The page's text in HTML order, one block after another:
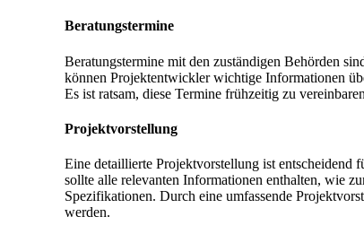
Beratungstermine
Beratungstermine mit den zuständigen Behörden
können Projektentwickler wichtige Informationen
Es ist ratsam, diese Termine frühzeitig zu
Projektvorstellung
Eine detaillierte Projektvorstellung ist entscheidend
sollte alle relevanten Informationen enthalten, wie
Spezifikationen. Durch eine umfassende
werden.